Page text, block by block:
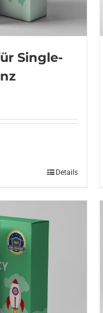
Single-
Details